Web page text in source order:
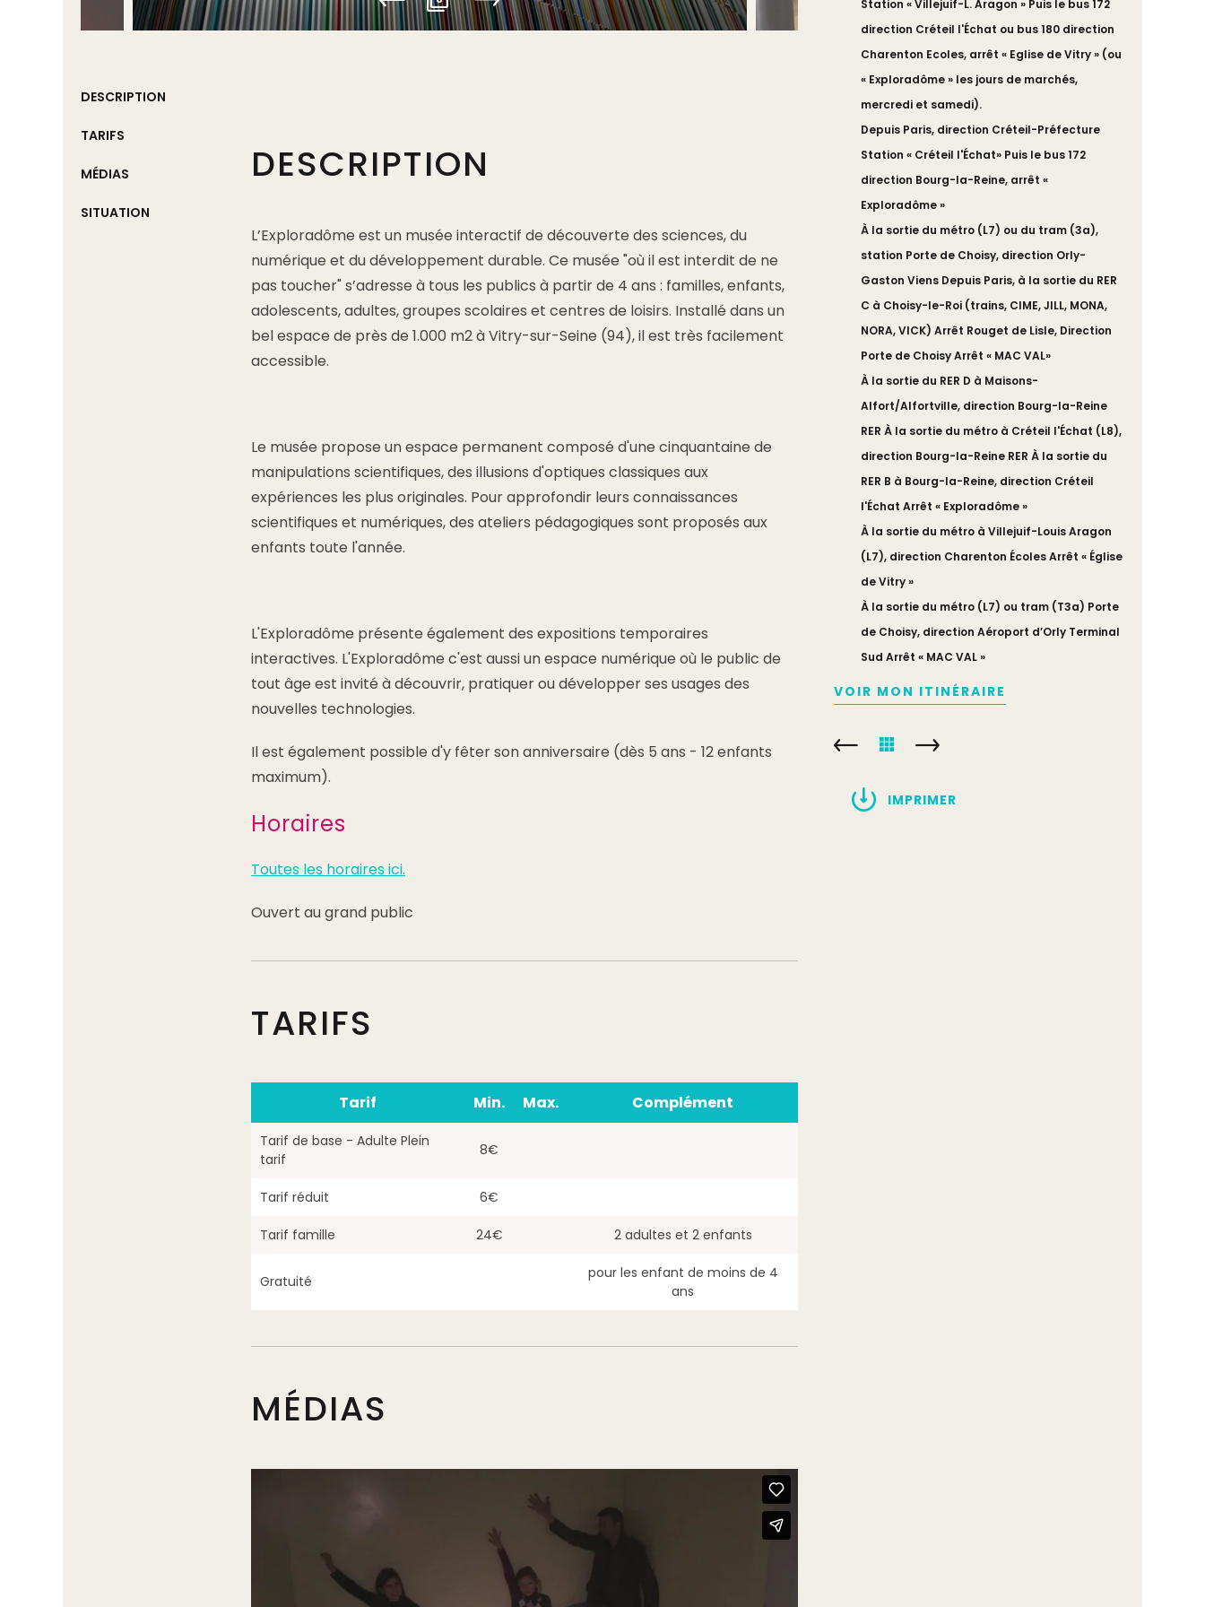
DESCRIPTION
TARIFS
MÉDIAS
SITUATION
DESCRIPTION
L’Exploradôme est un musée interactif de découverte des sciences, du
numérique et du développement durable. Ce musée "où il est interdit de ne
pas toucher" s’adresse à tous les publics à partir de 4 ans : familles, enfants,
adolescents, adultes, groupes scolaires et centres de loisirs. Installé dans un
bel espace de près de 1.000 m2 à Vitry-sur-Seine (94), il est très facilement
accessible.
Le musée propose un espace permanent composé d'une cinquantaine de
manipulations scientifiques, des illusions d'optiques classiques aux
expériences les plus originales. Pour approfondir leurs connaissances
scientifiques et numériques, des ateliers pédagogiques sont proposés aux
enfants toute l'année.
L'Exploradôme présente également des expositions temporaires
interactives. L'Exploradôme c'est aussi un espace numérique où le public de
tout âge est invité à découvrir, pratiquer ou développer ses usages des
nouvelles technologies.
Il est également possible d'y fêter son anniversaire (dès 5 ans - 12 enfants
maximum).
Horaires
Toutes les horaires ici.
Ouvert au grand public
TARIFS
Tarif Min. Max. Complément
Tarif de base - Adulte Plein
tarif
8€
Tarif réduit 6€
Tarif famille 24€ 2 adultes et 2 enfants
Gratuité
pour les enfant de moins de 4
ans
MÉDIAS
Station « Villejuif-L. Aragon » Puis le bus 172
direction Créteil l'Échat ou bus 180 direction
Charenton Ecoles, arrêt « Eglise de Vitry » (ou
« Exploradôme » les jours de marchés,
mercredi et samedi).
Depuis Paris, direction Créteil-Préfecture
Station « Créteil l'Échat» Puis le bus 172
direction Bourg-la-Reine, arrêt «
Exploradôme »
À la sortie du métro (L7) ou du tram (3a),
station Porte de Choisy, direction Orly-
Gaston Viens Depuis Paris, à la sortie du RER
C à Choisy-le-Roi (trains, CIME, JILL, MONA,
NORA, VICK) Arrêt Rouget de Lisle, Direction
Porte de Choisy Arrêt « MAC VAL»
À la sortie du RER D à Maisons-
Alfort/Alfortville, direction Bourg-la-Reine
RER À la sortie du métro à Créteil l'Échat (L8),
direction Bourg-la-Reine RER À la sortie du
RER B à Bourg-la-Reine, direction Créteil
l'Échat Arrêt « Exploradôme »
À la sortie du métro à Villejuif-Louis Aragon
(L7), direction Charenton Écoles Arrêt « Église
de Vitry »
À la sortie du métro (L7) ou tram (T3a) Porte
de Choisy, direction Aéroport d’Orly Terminal
Sud Arrêt « MAC VAL »
VOIR MON ITINÉRAIRE
IMPRIMER